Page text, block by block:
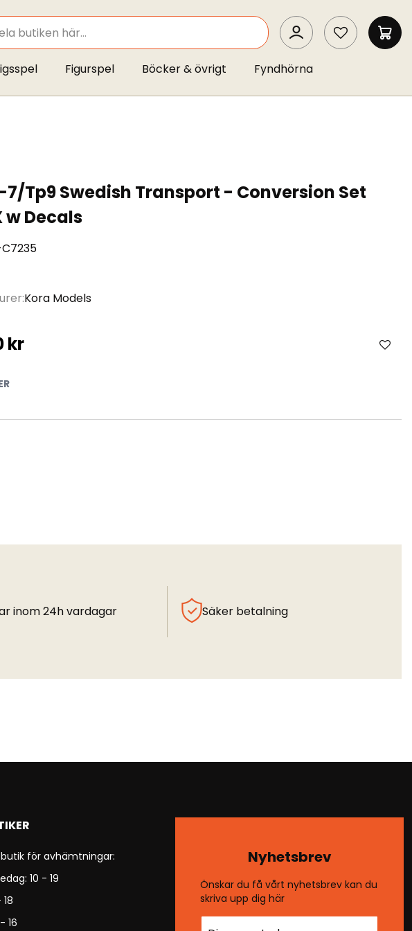
SEARCH
MIN
Figurspel Böcker & övrigt Fyndhörna
7/Tp9 Swedish Transport - Conversion Set
w Decals
Kora Models
kr
inom 24h vardagar Säker betalning
för avhämtningar:
10 - 19
16
Nyhetsbrev
Önskar du få vårt nyhetsbrev kan du
skriva upp dig här